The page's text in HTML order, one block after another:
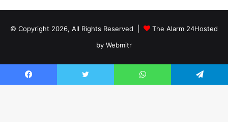
© Copyright 2026, All Rights Reserved | The Alarm 24Hosted
by Webmitr
TwitterYouTube
Facebook Twitter WhatsApp Telegram